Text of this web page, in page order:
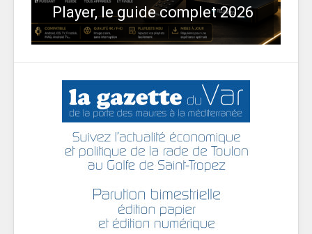
Player, le guide complet 2026